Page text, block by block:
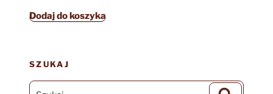
Dodaj do koszyka
SZUKAJ
Szukaj: